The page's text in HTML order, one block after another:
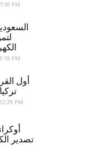
PM
PM
أول
PM
تصدير